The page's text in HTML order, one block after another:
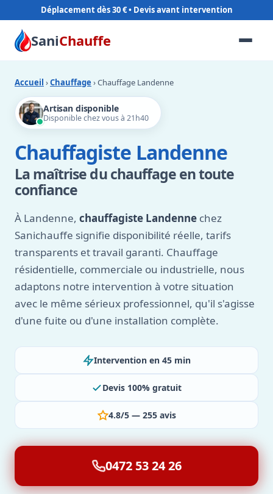
Déplacement dès 30 €
SaniChauffe
Accueil ›Chauffage › Chauffage Landenne
Artisan disponible
Disponible chez vous à 21h40
Chauffagiste Landenne
La maîtrise du chauffage en toute
confiance
À Landenne, chauffagiste Landenne chez
Sanichauffe signifie disponibilité réelle, tarifs
transparents et travail garanti. Chauffage
résidentielle, commerciale ou industrielle, nous
adaptons notre intervention à votre situation
avec le même sérieux professionnel, qu'il s'agisse
d'une fuite ou d'une installation complète.
Intervention en 45 min
Devis 100% gratuit
4.8/5 — 255 avis
0472 53 24 26